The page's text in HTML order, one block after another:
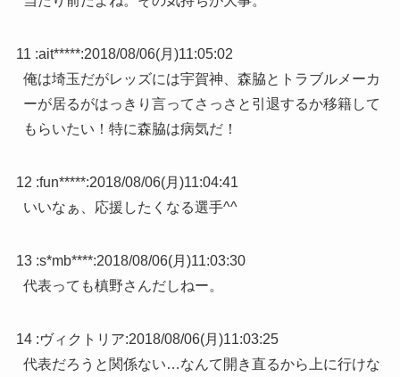
11 :ait*****:2018/08/06(月)11:05:02
俺は埼玉だがレッズには宇賀神、森脇とトラブルメーカ
ーが居るがはっきり言ってさっさと引退するか移籍して
もらいたい！特に森脇は病気だ！
12 :fun*****:2018/08/06(月)11:04:41
いいなぁ、応援したくなる選手^^
13 :s*mb****:2018/08/06(月)11:03:30
代表っても槙野さんだしねー。
14 :ヴィクトリア:2018/08/06(月)11:03:25
代表だろうと関係ない…なんて開き直るから上に行けな